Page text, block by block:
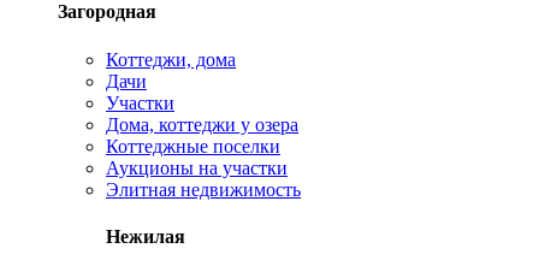
Загородная
Коттеджи, дома
Дачи
Участки
Дома, коттеджи у озера
Коттеджные поселки
Аукционы на участки
Элитная недвижимость
Нежилая